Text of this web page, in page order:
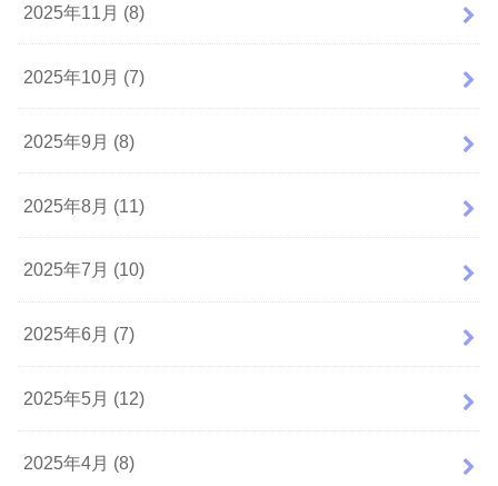
2025年11月 (8)
2025年10月 (7)
2025年9月 (8)
2025年8月 (11)
2025年7月 (10)
2025年6月 (7)
2025年5月 (12)
2025年4月 (8)